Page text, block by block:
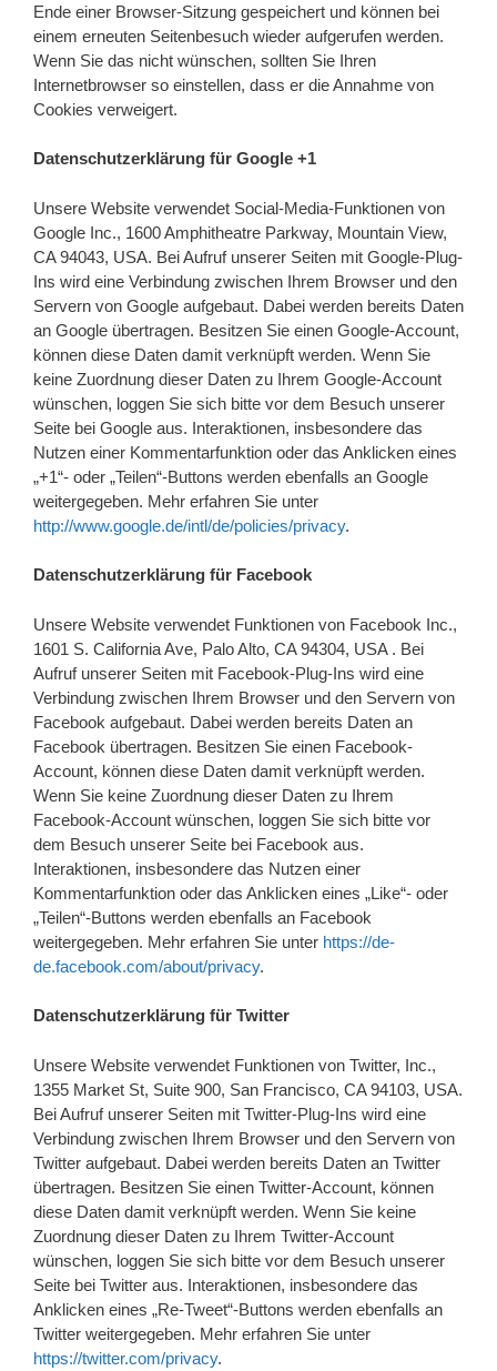
Ende einer Browser-Sitzung gespeichert und können bei
einem erneuten Seitenbesuch wieder aufgerufen werden.
Wenn Sie das nicht wünschen, sollten Sie Ihren
Internetbrowser so einstellen, dass er die Annahme von
Cookies verweigert.
Datenschutzerklärung für Google +1
Unsere Website verwendet Social-Media-Funktionen von
Google Inc., 1600 Amphitheatre Parkway, Mountain View,
CA 94043, USA. Bei Aufruf unserer Seiten mit Google-Plug-
Ins wird eine Verbindung zwischen Ihrem Browser und den
Servern von Google aufgebaut. Dabei werden bereits Daten
an Google übertragen. Besitzen Sie einen Google-Account,
können diese Daten damit verknüpft werden. Wenn Sie
keine Zuordnung dieser Daten zu Ihrem Google-Account
wünschen, loggen Sie sich bitte vor dem Besuch unserer
Seite bei Google aus. Interaktionen, insbesondere das
Nutzen einer Kommentarfunktion oder das Anklicken eines
„+1“- oder „Teilen“-Buttons werden ebenfalls an Google
weitergegeben. Mehr erfahren Sie unter
http://www.google.de/intl/de/policies/privacy.
Datenschutzerklärung für Facebook
Unsere Website verwendet Funktionen von Facebook Inc.,
1601 S. California Ave, Palo Alto, CA 94304, USA . Bei
Aufruf unserer Seiten mit Facebook-Plug-Ins wird eine
Verbindung zwischen Ihrem Browser und den Servern von
Facebook aufgebaut. Dabei werden bereits Daten an
Facebook übertragen. Besitzen Sie einen Facebook-
Account, können diese Daten damit verknüpft werden.
Wenn Sie keine Zuordnung dieser Daten zu Ihrem
Facebook-Account wünschen, loggen Sie sich bitte vor
dem Besuch unserer Seite bei Facebook aus.
Interaktionen, insbesondere das Nutzen einer
Kommentarfunktion oder das Anklicken eines „Like“- oder
„Teilen“-Buttons werden ebenfalls an Facebook
weitergegeben. Mehr erfahren Sie unter https://de-
de.facebook.com/about/privacy.
Datenschutzerklärung für Twitter
Unsere Website verwendet Funktionen von Twitter, Inc.,
1355 Market St, Suite 900, San Francisco, CA 94103, USA.
Bei Aufruf unserer Seiten mit Twitter-Plug-Ins wird eine
Verbindung zwischen Ihrem Browser und den Servern von
Twitter aufgebaut. Dabei werden bereits Daten an Twitter
übertragen. Besitzen Sie einen Twitter-Account, können
diese Daten damit verknüpft werden. Wenn Sie keine
Zuordnung dieser Daten zu Ihrem Twitter-Account
wünschen, loggen Sie sich bitte vor dem Besuch unserer
Seite bei Twitter aus. Interaktionen, insbesondere das
Anklicken eines „Re-Tweet“-Buttons werden ebenfalls an
Twitter weitergegeben. Mehr erfahren Sie unter
https://twitter.com/privacy.